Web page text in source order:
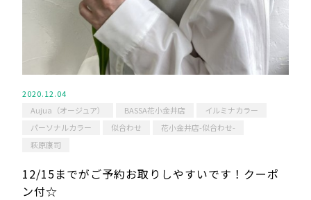
2020.12.04
Aujua（オージュア）
BASSA花小金井店
イルミナカラー
パーソナルカラー
似合わせ
花小金井店-似合わせ-
萩原康司
12/15までがご予約お取りしやすいです！クーポ
ン付☆